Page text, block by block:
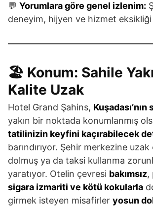
💬 Yorumlara göre genel izlenim:
deneyim, hijyen ve hizmet
🏖️ Konum: Sahile
Kalite Uzak
Hotel Grand Şahins,
yakın bir noktada konumlanmış
tatilinizin keyfini kaçırabilecek
barındırıyor. Şehir merkezine
dolmuş ya da taksi kullanma
yaratıyor. Otelin çevresi bakımsız,
sigara izmariti ve kötü kokularla
girmek isteyen misafirler yosun